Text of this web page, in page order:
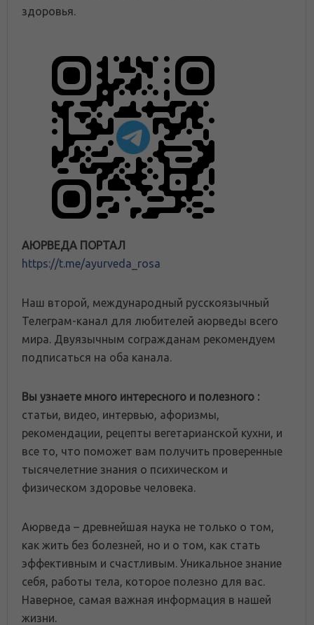
здоровья.
АЮРВЕДА ПОРТАЛ
https://t.me/ayurveda_rosa
Наш второй, международный русскоязычный
Телеграм-канал для любителей аюрведы всего
мира. Двуязычным согражданам рекомендуем
подписаться на оба канала.
Вы узнаете много интересного и полезного :
статьи, видео, интервью, афоризмы,
рекомендации, рецепты вегетарианской кухни, и
все то, что поможет вам получить проверенные
тысячелетние знания о психическом и
физическом здоровье человека.
Аюрведа – древнейшая наука не только о том,
как жить без болезней, но и о том, как стать
эффективным и счастливым. Уникальное знание
себя, работы тела, которое полезно для вас.
Наверное, самая важная информация в нашей
жизни.